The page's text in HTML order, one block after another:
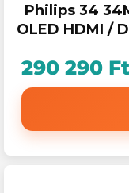
Philips 34
OLED HDMI /
290 290 Ft